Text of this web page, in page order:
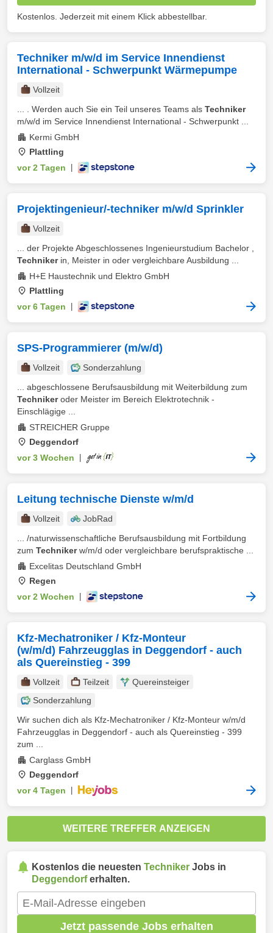
Kostenlos. Jederzeit mit einem Klick abbestellbar.
Techniker m/w/d im Service Innendienst
International - Schwerpunkt Wärmepumpe
Vollzeit
... . Werden auch Sie ein Teil unseres Teams als Techniker
m/w/d im Service Innendienst International - Schwerpunkt ...
Kermi GmbH
Plattling
vor 2 Tagen
Projektingenieur/-techniker m/w/d Sprinkler
Vollzeit
... der Projekte Abgeschlossenes Ingenieurstudium Bachelor ,
Technikerin, Meister in oder vergleichbare Ausbildung ...
H+E Haustechnik und Elektro GmbH
Plattling
vor 6 Tagen
SPS-Programmierer (m/w/d)
Vollzeit
Sonderzahlung
... abgeschlossene Berufsausbildung mit Weiterbildung zum
Technikeroder Meister im Bereich Elektrotechnik -
Einschlägige ...
STREICHER Gruppe
Deggendorf
vor 3 Wochen
Leitung technische Dienste w/m/d
Vollzeit
JobRad
... /naturwissenschaftliche Berufsausbildung mit Fortbildung
zum Technikerw/m/d oder vergleichbare berufspraktische ...
Excelitas Deutschland GmbH
Regen
vor 2 Wochen
Kfz-Mechatroniker / Kfz-Monteur
(w/m/d) Fahrzeugglas in Deggendorf - auch
als Quereinstieg - 399
Vollzeit Teilzeit
Quereinsteiger
Sonderzahlung
Wir suchen dich als Kfz-Mechatroniker / Kfz-Monteur w/m/d
Fahrzeugglas in Deggendorf - auch als Quereinstieg - 399
zum ...
Carglass GmbH
Deggendorf
vor 4 Tagen
WEITERE TREFFER ANZEIGEN
Kostenlos die neuesten Techniker Jobs in
Deggendorferhalten.
Jetzt passende Jobs erhalten